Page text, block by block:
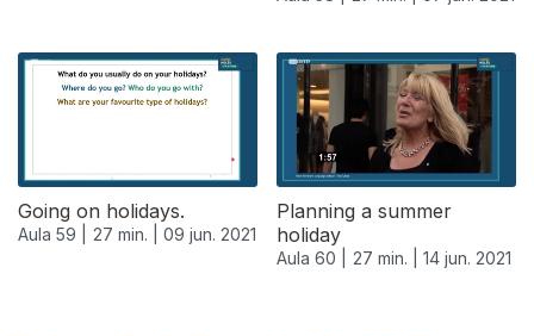
Going on holidays.
Aula 59 | 27 min. | 09 jun. 2021
Planning a summer
holiday
Aula 60 | 27 min. | 14 jun. 2021
550986